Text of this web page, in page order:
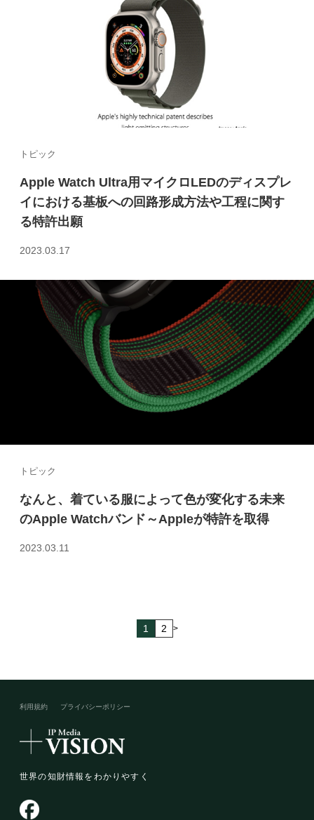
トピック
Apple Watch Ultra用マイクロLEDのディスプレ
イにおける基板への回路形成方法や工程に関す
る特許出願
2023.03.17
トピック
なんと、着ている服によって色が変化する未来
のApple Watchバンド～Appleが特許を取得
2023.03.11
1 2 >
利用規約 プライバシーポリシー​
世界の知財情報をわかりやすく